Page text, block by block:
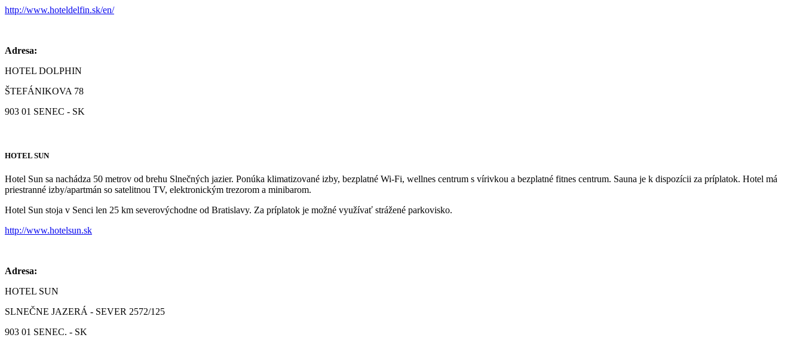
http://www.hoteldelfin.sk/en/
Adresa:
HOTEL DOLPHIN
ŠTEFÁNIKOVA 78
903 01 SENEC - SK
HOTEL SUN
Hotel Sun sa nachádza 50 metrov od brehu Slnečných jazier. Ponúka klimatizované izby, bezplatné Wi-Fi, wellnes centrum s vírivkou a bezplatné fitnes centrum. Sauna je k dispozícii za príplatok. Hotel má
priestranné izby/apartmán so satelitnou TV, elektronickým trezorom a minibarom.
Hotel Sun stoja v Senci len 25 km severovýchodne od Bratislavy. Za príplatok je možné využívať strážené parkovisko.
http://www.hotelsun.sk
Adresa:
HOTEL SUN
SLNEČNE JAZERÁ - SEVER 2572/125
903 01 SENEC. - SK